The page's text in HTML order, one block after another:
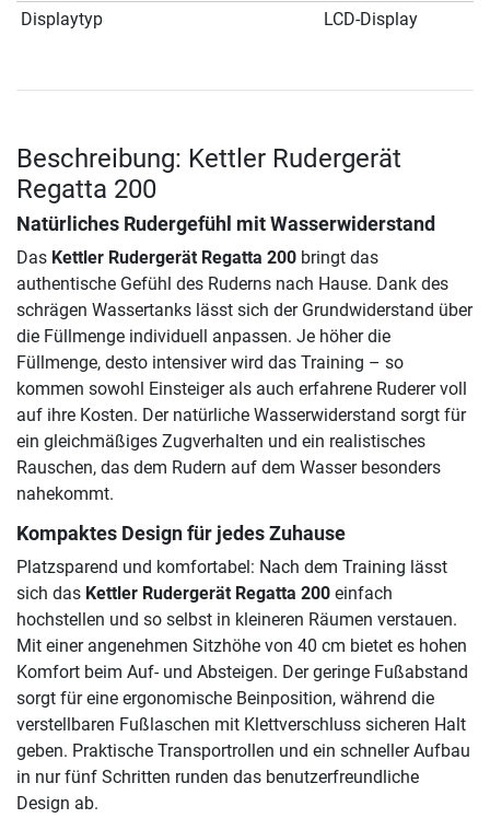
Displaytyp
LCD-Display
Beschreibung: Kettler Rudergerät
Regatta 200
Natürliches Rudergefühl mit Wasserwiderstand
Das Kettler Rudergerät Regatta 200 bringt das
authentische Gefühl des Ruderns nach Hause. Dank des
schrägen Wassertanks lässt sich der Grundwiderstand über
die Füllmenge individuell anpassen. Je höher die
Füllmenge, desto intensiver wird das Training – so
kommen sowohl Einsteiger als auch erfahrene Ruderer voll
auf ihre Kosten. Der natürliche Wasserwiderstand sorgt für
ein gleichmäßiges Zugverhalten und ein realistisches
Rauschen, das dem Rudern auf dem Wasser besonders
nahekommt.
Kompaktes Design für jedes Zuhause
Platzsparend und komfortabel: Nach dem Training lässt
sich das Kettler Rudergerät Regatta 200 einfach
hochstellen und so selbst in kleineren Räumen verstauen.
Mit einer angenehmen Sitzhöhe von 40 cm bietet es hohen
Komfort beim Auf- und Absteigen. Der geringe Fußabstand
sorgt für eine ergonomische Beinposition, während die
verstellbaren Fußlaschen mit Klettverschluss sicheren Halt
geben. Praktische Transportrollen und ein schneller Aufbau
in nur fünf Schritten runden das benutzerfreundliche
Design ab.